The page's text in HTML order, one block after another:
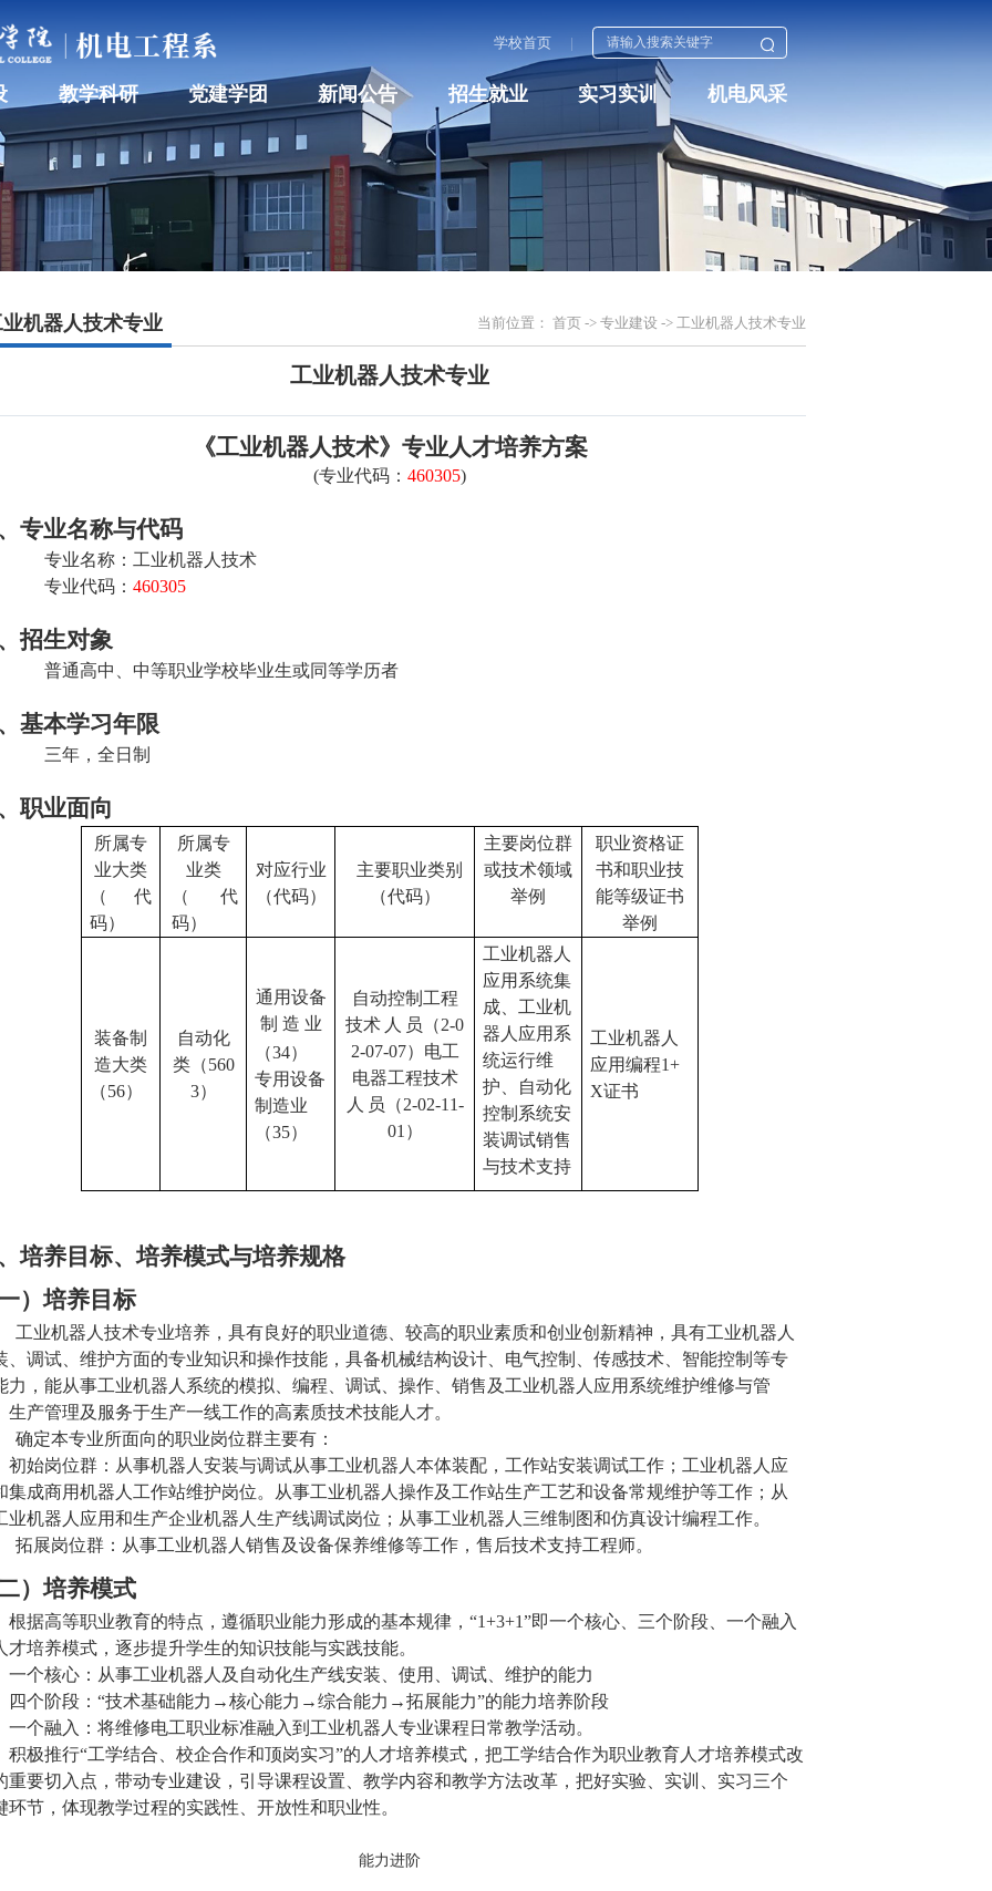
学校首页 |
教学科研 党建学团 新闻公告 招生就业 实习实训 机电风采
机器人技术专业 当前位置： 首页 -> 专业建设 -> 工业机器人技术专业
工业机器人技术专业
《工业机器人技术》专业人才培养方案
(专业代码：460305)
专业名称与代码
专业名称：工业机器人技术
专业代码：460305
招生对象
普通高中、中等职业学校毕业生或同等学历者
基本学习年限
三年 ，全日制
职业面向
所属专
业大类
（代
码）
所属专
业类
（代
码）
对应行业
（代码）
主要职业类别
（代码）
主要岗位群
或技术领域
举例
职业资格证
书和职业技
能等级证书
举例
装备制
造大类
（56）
自动化
类（560
3）
通用设备
制 造 业
（34）
专用设备
制造业
（35）
自动控制工程
技术 人 员（2-0
2-07-07）电工
电器工程技术
人 员（2-02-11-
01）
工业机器人
应用系统集
成
工业机
器人应用系
统运行维
护
自动化
控制系统安
装调试销售
与技术支持
工业机器人
应用编程1+
X证书
培养目标、培养模式与培养规格
）培养目标
工业机器人技术专业培养，具有良好的职业道德、较高的职业素质和创业创新精神，具有工业机器人
、调试、维护方面的专业知识和操作技能，具备机械结构设计、电气控制、传感技术、智能控制等专
力，能从事工业机器人系统的模拟、编程、调试、操作、销售及工业机器人应用系统维护维修与管
生产管理及服务于生产一线工作的高素质技术技能人才。
确定本专业所面向的职业岗位群主要有：
初始岗位群： 从事机器人安装与调试从事工业机器人本体装配，工作站安装调试工作；工业机器人应
集成商用机器人工作站维护岗位。从事工业机器人操作及工作站生产工艺和设备常规维护等工作；从
业机器人应用和生产企业机器人生产线调试岗位；从事工业机器人三维制图和仿真设计编程工作。
拓展岗位群：从事工业机器人销售及设备保养维修等工作，售后技术支持工程师。
）培养模式
根据高等职业教育的特点，遵循职业能力形成的基本规律，“1+3+1”即一个核心、三个阶段、一个融入
才培养模式，逐步提升学生的知识技能与实践技能。
一个核心：从事工业机器人 及自动化生产线安装、使用、调试、维护的能力
四个阶段：“技术基础能力→核心能力→综合能力 →拓展能力”的能力培养阶段
一个融入：将维修电工职业标准融入到 工业机器人专业课程 日常教学活动。
积极推行“工学结合、校企合作和顶岗实习”的人才培养模式，把工学结合作为职业教育人才培养模式改
重要切入点，带动专业建设，引导课程设置、教学内容和教学方法改革，把好实验、实训、实习三个
环节，体现教学过程的实践性、开放性和职业性。
能力进阶